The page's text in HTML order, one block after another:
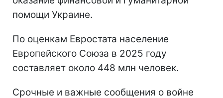
помощи Украине.
По оценкам Евростата население
Европейского Союза в 2025 году
составляет около 448 млн человек.
Срочные и важные сообщения о войне